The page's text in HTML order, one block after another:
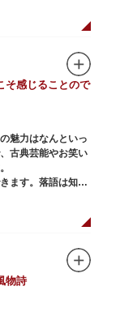
そ感じることので
魅力はなんといっ
古典芸能やお笑い
ます。落語は知っ
度お江戸上野広小
物詩